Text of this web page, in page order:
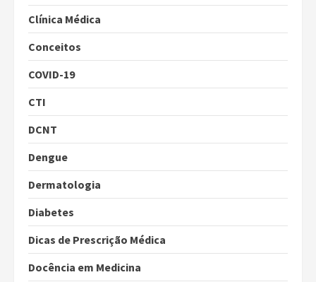
Clínica Médica
Conceitos
COVID-19
CTI
DCNT
Dengue
Dermatologia
Diabetes
Dicas de Prescrição Médica
Docência em Medicina